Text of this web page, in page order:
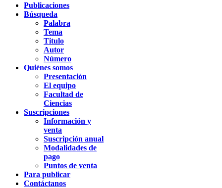
Publicaciones
Búsqueda
Palabra
Tema
Titulo
Autor
Número
Quiénes somos
Presentación
El equipo
Facultad de
Ciencias
Suscripciones
Información y
venta
Suscripción anual
Modalidades de
pago
Puntos de venta
Para publicar
Contáctanos